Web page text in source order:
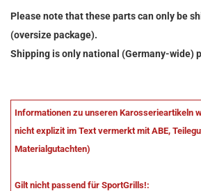
Please note that these parts can only be
(oversize package).
Shipping is only national (Germany-wide)
Informationen zu unseren Karosserieartikeln
nicht explizit im Text vermerkt mit ABE,
Materialgutachten)
Gilt nicht passend für SportGrills!: